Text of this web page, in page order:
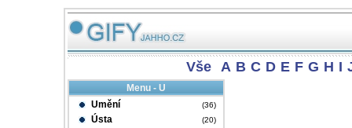
Vše A B C D E F G H I
Menu - U
Umění
(36)
Ústa (20)